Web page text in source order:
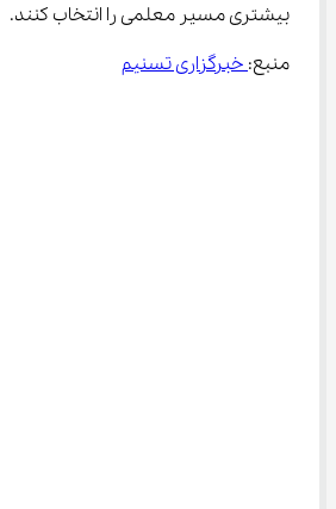
بیشتری مسیر معلمی را انتخاب کنند.
منبع: خبرگزاری تسنیم